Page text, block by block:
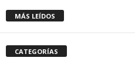
MÁS LEÍDOS
CATEGORÍAS